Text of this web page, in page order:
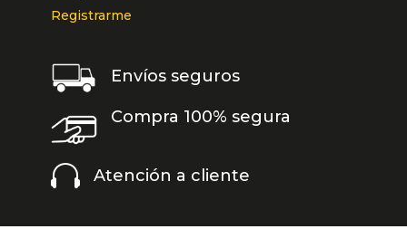
Registrarme
Envíos seguros
Compra 100% segura
 Atención a cliente